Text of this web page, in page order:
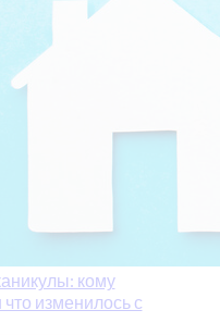
кому
изменилось с